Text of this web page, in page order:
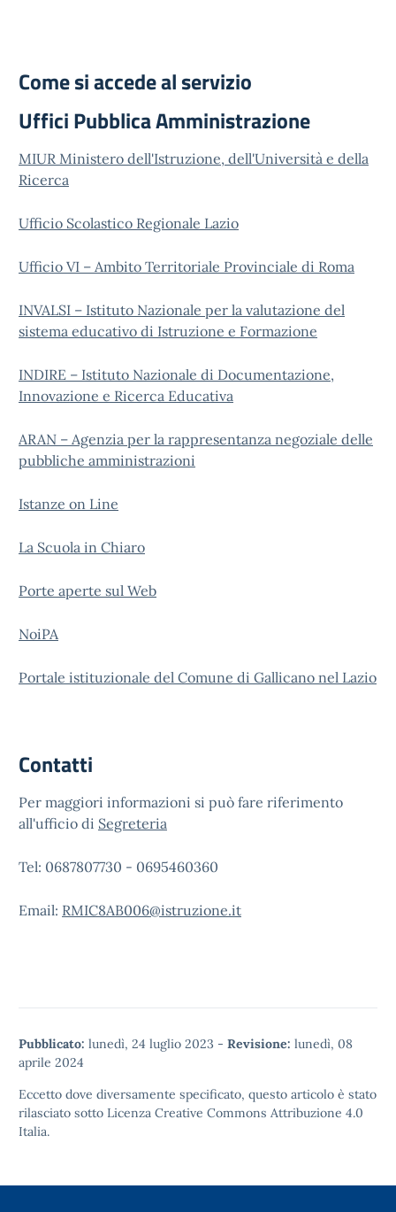
Come si accede al servizio
Uffici Pubblica Amministrazione
MIUR Ministero dell'Istruzione, dell'Università e della
Ricerca
Ufficio Scolastico Regionale Lazio
Ufficio VI – Ambito Territoriale Provinciale di Roma
INVALSI – Istituto Nazionale per la valutazione del
sistema educativo di Istruzione e Formazione
INDIRE – Istituto Nazionale di Documentazione,
Innovazione e Ricerca Educativa
ARAN – Agenzia per la rappresentanza negoziale delle
pubbliche amministrazioni
Istanze on Line
La Scuola in Chiaro
Porte aperte sul Web
NoiPA
Portale istituzionale del Comune di Gallicano nel Lazio
Contatti
Per maggiori informazioni si può fare riferimento
all'ufficio di Segreteria
Tel: 0687807730 - 0695460360
Email: RMIC8AB006@istruzione.it
Pubblicato: lunedì, 24 luglio 2023 - Revisione: lunedì, 08
aprile 2024
Eccetto dove diversamente specificato, questo articolo è stato
rilasciato sotto Licenza Creative Commons Attribuzione 4.0
Italia.